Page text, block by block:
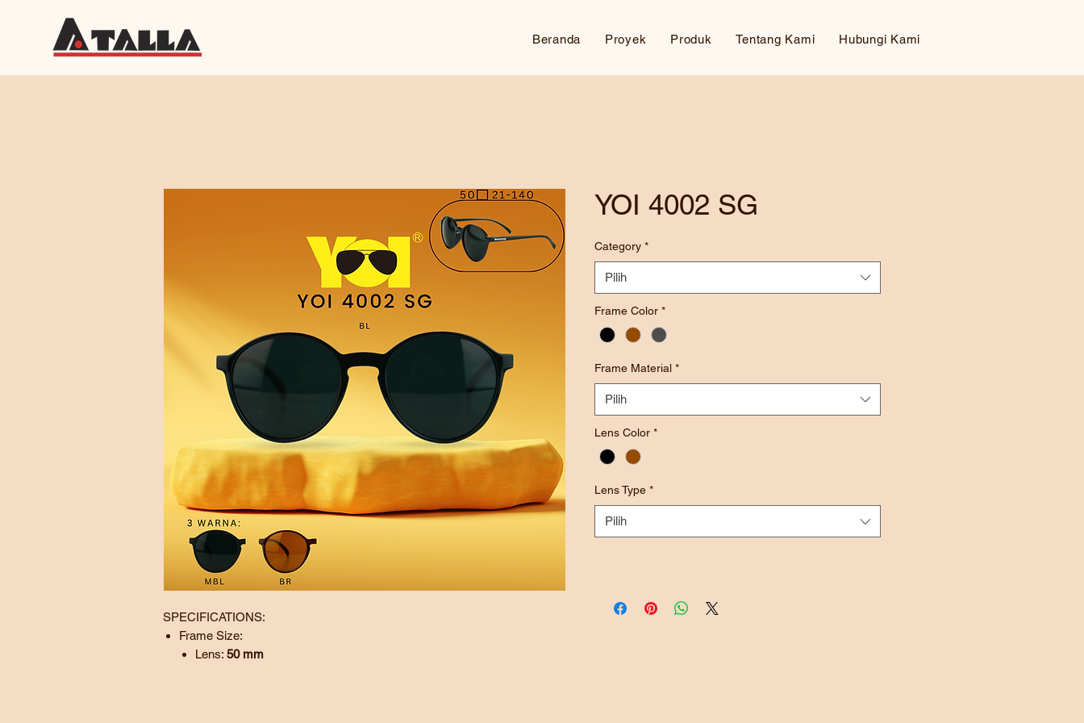
Beranda Proyek Produk Tentang Kami Hubungi Kami
SPECIFICATIONS:
Frame Size:
Lens: 50mm
YOI 4002 SG
Category *
Pilih
Frame Color *
Frame Material *
Pilih
Lens Color *
Lens Type *
Pilih